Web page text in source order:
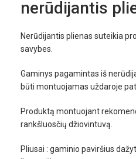
nerūdijantis
Nerūdijantis plienas suteikia
savybes.
Gaminys pagamintas iš
būti montuojamas uždaroje
Produktą montuojant
rankšluosčių džiovintuvą.
Pliusai : gaminio paviršius